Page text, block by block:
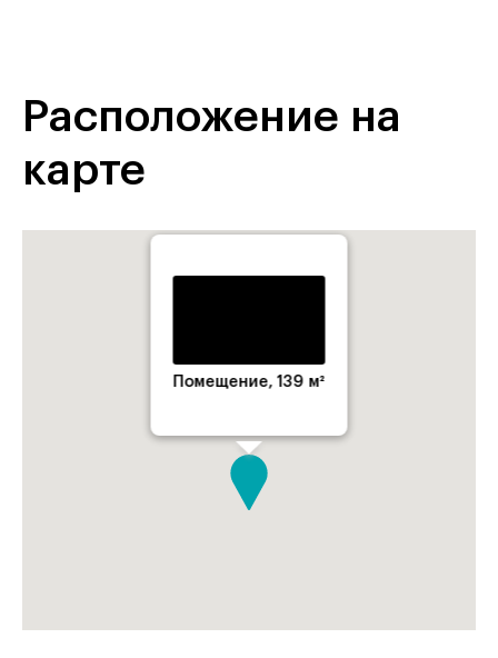
Расположение на
карте
Помещение, 139 м²